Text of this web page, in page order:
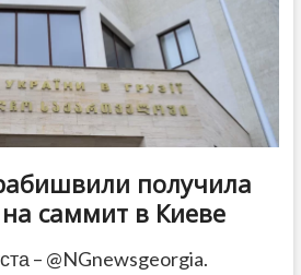
получила
саммит в Киеве
– @NGnewsgeorgia.